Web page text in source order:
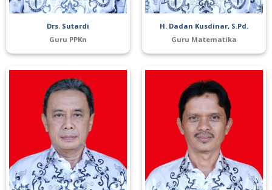
Drs. Sutardi
Guru PPKn
H. Dadan Kusdinar, S.Pd.
Guru Matematika